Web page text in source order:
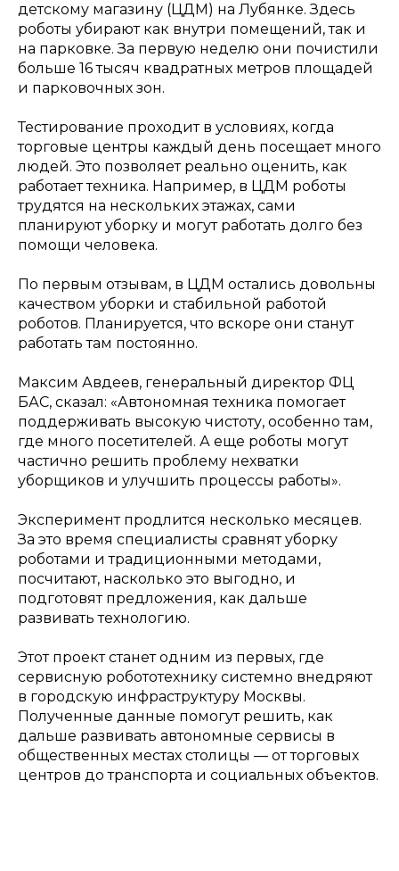
детскому магазину (ЦДМ) на Лубянке. Здесь
роботы убирают как внутри помещений, так и
на парковке. За первую неделю они почистили
больше 16 тысяч квадратных метров площадей
и парковочных зон.
Тестирование проходит в условиях, когда
торговые центры каждый день посещает много
людей. Это позволяет реально оценить, как
работает техника. Например, в ЦДМ роботы
трудятся на нескольких этажах, сами
планируют уборку и могут работать долго без
помощи человека.
По первым отзывам, в ЦДМ остались довольны
качеством уборки и стабильной работой
роботов. Планируется, что вскоре они станут
работать там постоянно.
Максим Авдеев, генеральный директор ФЦ
БАС, сказал: «Автономная техника помогает
поддерживать высокую чистоту, особенно там,
где много посетителей. А еще роботы могут
частично решить проблему нехватки
уборщиков и улучшить процессы работы».
Эксперимент продлится несколько месяцев.
За это время специалисты сравнят уборку
роботами и традиционными методами,
посчитают, насколько это выгодно, и
подготовят предложения, как дальше
развивать технологию.
Этот проект станет одним из первых, где
сервисную робототехнику системно внедряют
в городскую инфраструктуру Москвы.
Полученные данные помогут решить, как
дальше развивать автономные сервисы в
общественных местах столицы — от торговых
центров до транспорта и социальных объектов.